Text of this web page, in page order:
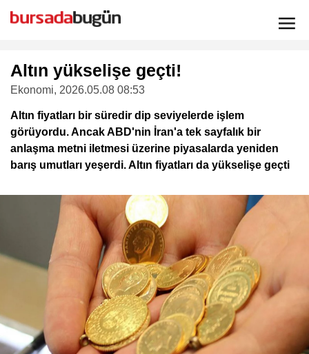
Altın yükselişe geçti!
Ekonomi, 2026.05.08 08:53
Altın fiyatları bir süredir dip seviyelerde işlem
görüyordu. Ancak ABD'nin İran'a tek sayfalık bir
anlaşma metni iletmesi üzerine piyasalarda yeniden
barış umutları yeşerdi. Altın fiyatları da yükselişe geçti